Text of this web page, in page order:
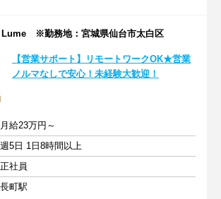
Lume ※勤務地：宮城県仙台市太白区
【営業サポート】リモートワークOK★営業
ノルマなしで安心！未経験大歓迎！
月給23万円～
週5日 1日8時間以上
正社員
長町駅